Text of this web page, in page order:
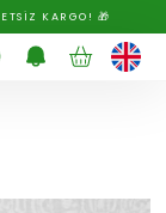
KARGO! 🎁